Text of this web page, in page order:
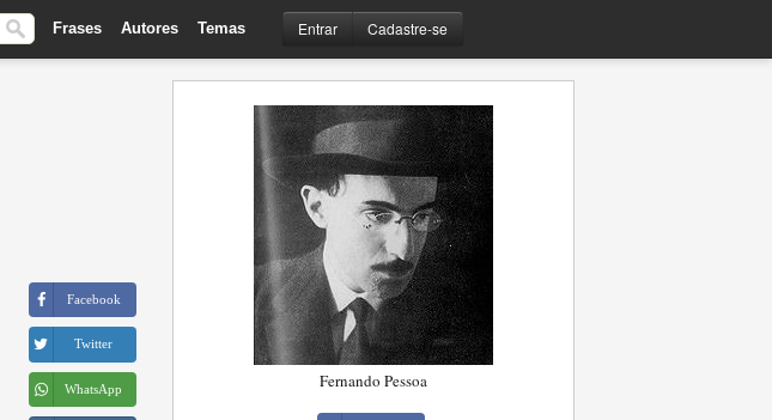
Frases Autores Temas Entrar Cadastre-se
Facebook
Twitter
WhatsApp Fernando Pessoa